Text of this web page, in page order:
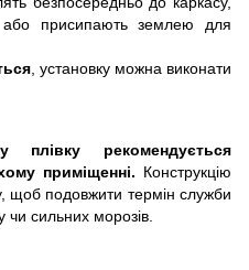
присипають землею для
, установку можна виконати
плівку рекомендується
приміщенні. Конструкцію
щоб подовжити термін служби
чи сильних морозів.